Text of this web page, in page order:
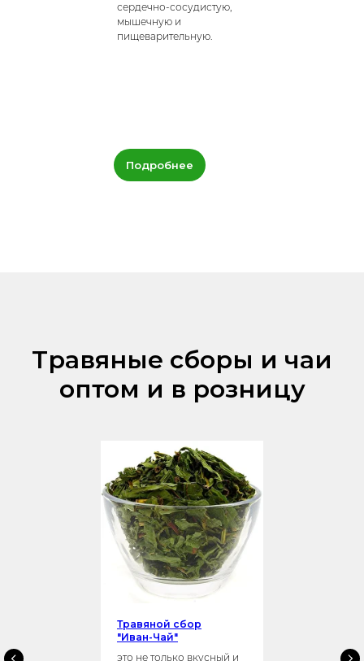
сердечно-сосудистую,
мышечную и
пищеварительную.
Подробнее
Травяные сборы и чаи
оптом и в розницу
Травяной сбор
"Иван-Чай"
это не только вкусный и